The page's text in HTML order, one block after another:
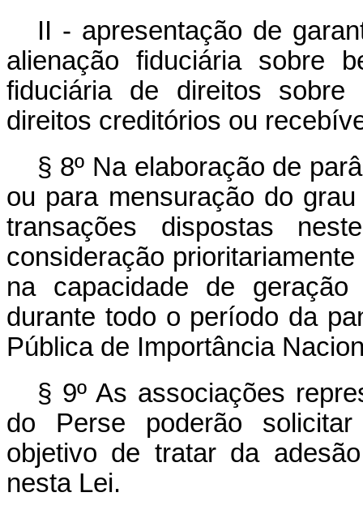
II - apresentação de
alienação fiduciária sobre
fiduciária de direitos
direitos creditórios ou
§ 8º Na elaboração de
ou para mensuração do
transações dispostas
consideração
na capacidade de
durante todo o período da
Pública de Importância
§ 9º As associações
do Perse poderão
objetivo de tratar da
nesta Lei.